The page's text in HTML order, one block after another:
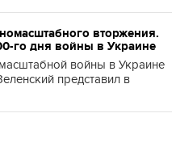
вторжения.
го дня войны в Украине
войны в Украине
представил в